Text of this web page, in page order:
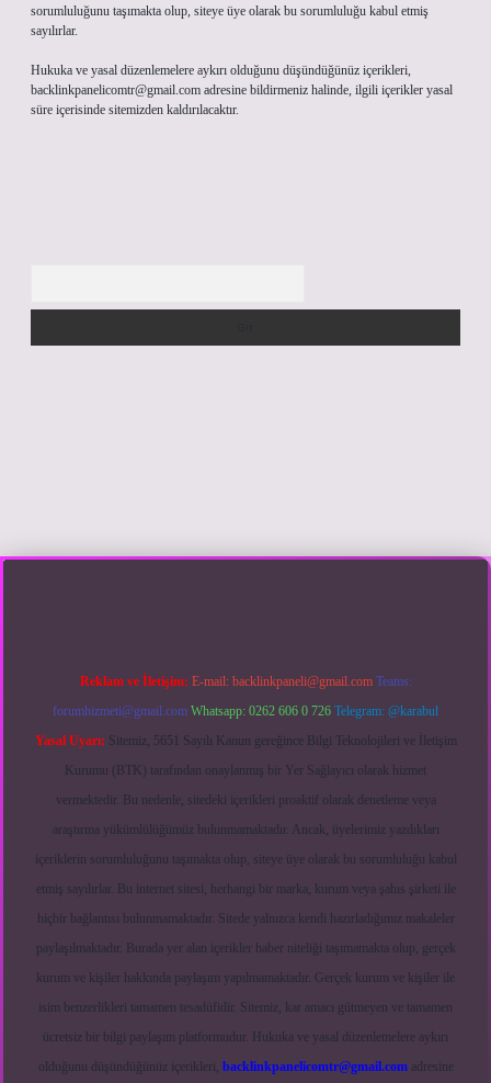
sorumluluğunu taşımakta olup, siteye üye olarak bu sorumluluğu kabul etmiş
sayılırlar.
Hukuka ve yasal düzenlemelere aykırı olduğunu düşündüğünüz içerikleri,
backlinkpanelicomtr@gmail.com adresine bildirmeniz halinde, ilgili içerikler yasal
süre içerisinde sitemizden kaldırılacaktır.
https://betexpergir.net/
Reklam ve İletişim: E-mail: backlinkpaneli@gmail.com Teams:
forumhizmeti@gmail.com Whatsapp: 0262 606 0 726 Telegram: @karabul
Yasal Uyarı: Sitemiz, 5651 Sayılı Kanun gereğince Bilgi Teknolojileri ve İletişim
Kurumu (BTK) tarafından onaylanmış bir Yer Sağlayıcı olarak hizmet
vermektedir. Bu nedenle, sitedeki içerikleri proaktif olarak denetleme veya
araştırma yükümlülüğümüz bulunmamaktadır. Ancak, üyelerimiz yazdıkları
içeriklerin sorumluluğunu taşımakta olup, siteye üye olarak bu sorumluluğu kabul
etmiş sayılırlar. Bu internet sitesi, herhangi bir marka, kurum veya şahıs şirketi ile
hiçbir bağlantısı bulunmamaktadır. Sitede yalnızca kendi hazırladığımız makaleler
paylaşılmaktadır. Burada yer alan içerikler haber niteliği taşımamakta olup, gerçek
kurum ve kişiler hakkında paylaşım yapılmamaktadır. Gerçek kurum ve kişiler ile
isim benzerlikleri tamamen tesadüfidir. Sitemiz, kar amacı gütmeyen ve tamamen
ücretsiz bir bilgi paylaşım platformudur. Hukuka ve yasal düzenlemelere aykırı
olduğunu düşündüğünüz içerikleri, backlinkpanelicomtr@gmail.comadresine